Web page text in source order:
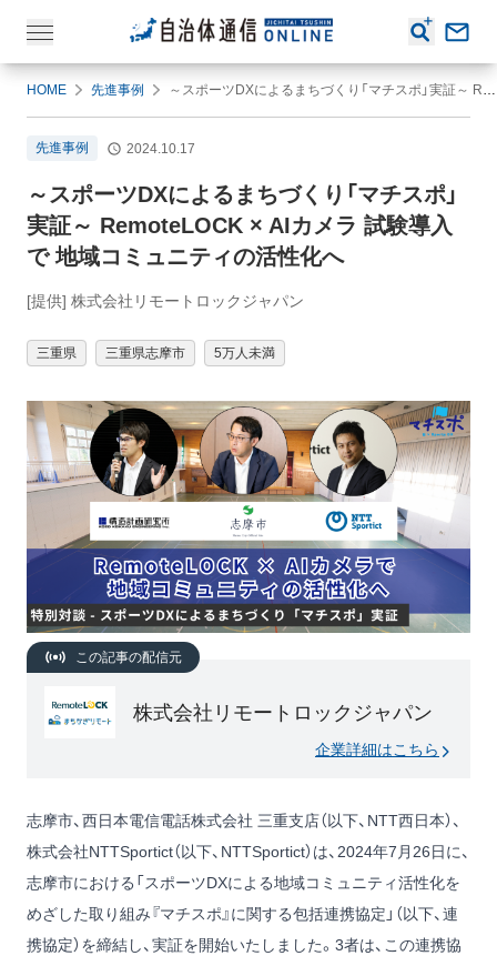
HOME 先進事例 ～スポーツDXによるまちづくり「マチスポ」実証～ RemoteLOCK × AIカメラ 試験導入で 地域コミュニティの活性化へ
先進事例 2024.10.17
～スポーツDXによるまちづくり「マチスポ」
実証～ RemoteLOCK × AIカメラ 試験導入
で 地域コミュニティの活性化へ
[提供] 株式会社リモートロックジャパン
三重県 三重県志摩市 5万人未満
この記事の配信元
株式会社リモートロックジャパン
企業詳細はこちら
志摩市、⻄⽇本電信電話株式会社 三重⽀店（以下、NTT⻄⽇本）、
株式会社NTTSportict（以下、NTTSportict）は、2024年7⽉26⽇に、
志摩市における「スポーツDXによる地域コミュニティ活性化を
めざした取り組み『マチスポ』に関する包括連携協定」（以下、連
携協定）を締結し、実証を開始いたしました。3者は、この連携協